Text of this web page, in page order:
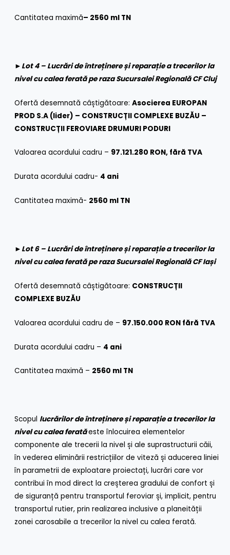
Cantitatea maximă– 2560 ml TN
► Lot 4 – Lucrări de întreținere și reparație a trecerilor la
nivel cu calea ferată pe raza Sucursalei Regională CF Cluj
Ofertă desemnată câștigătoare:Asocierea EUROPAN
PROD S.A (lider) – CONSTRUCȚII COMPLEXE BUZĂU –
CONSTRUCȚII FEROVIARE DRUMURI PODURI
Valoarea acordului cadru – 97.121.280 RON, fără TVA
Durata acordului cadru- 4 ani
Cantitatea maximă- 2560 ml TN
► Lot 6 – Lucrări de întreținere și reparație a trecerilor la
nivel cu calea ferată pe raza Sucursalei Regională CF Iași
Ofertă desemnată câștigătoare: CONSTRUCȚII
COMPLEXE BUZĂU
Valoarea acordului cadru de – 97.150.000 RON fără TVA
Durata acordului cadru – 4 ani
Cantitatea maximă – 2560 ml TN
Scopul lucrărilorde întreținere și reparație a trecerilor la
nivel cu calea feratăeste înlocuirea elementelor
componente ale trecerii la nivel și ale suprastructurii căii,
în vederea eliminării restricțiilor de viteză și aducerea liniei
în parametrii de exploatare proiectați, lucrări care vor
contribui în mod direct la creșterea gradului de confort și
de siguranță pentru transportul feroviar și, implicit, pentru
transportul rutier, prin realizarea inclusive a planeității
zonei carosabile a trecerilor la nivel cu calea ferată.